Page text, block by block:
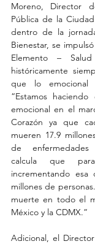
Moreno, Director
Pública de la
dentro de la
Bienestar, se
Elemento –
históricamente
que lo
“Estamos
emocional en el
Corazón ya que
mueren 17.9
de enfermedades
calcula que
incrementando
millones de
muerte en todo el
México y la CDMX.”
Adicional, el